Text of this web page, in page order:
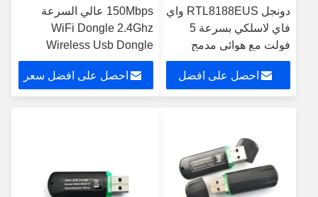
دونجل RTL8188EUS واي
فاي لاسلكي بسرعة 5
فولت مع هوائي مدمج
احصل على افضل
150Mbps عالي السرعة
WiFi Dongle 2.4Ghz
Wireless Usb Dongle
صغير الحجم
احصل على افضل سعر